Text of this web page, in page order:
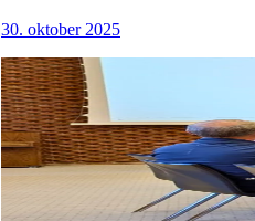
30. oktober 2025